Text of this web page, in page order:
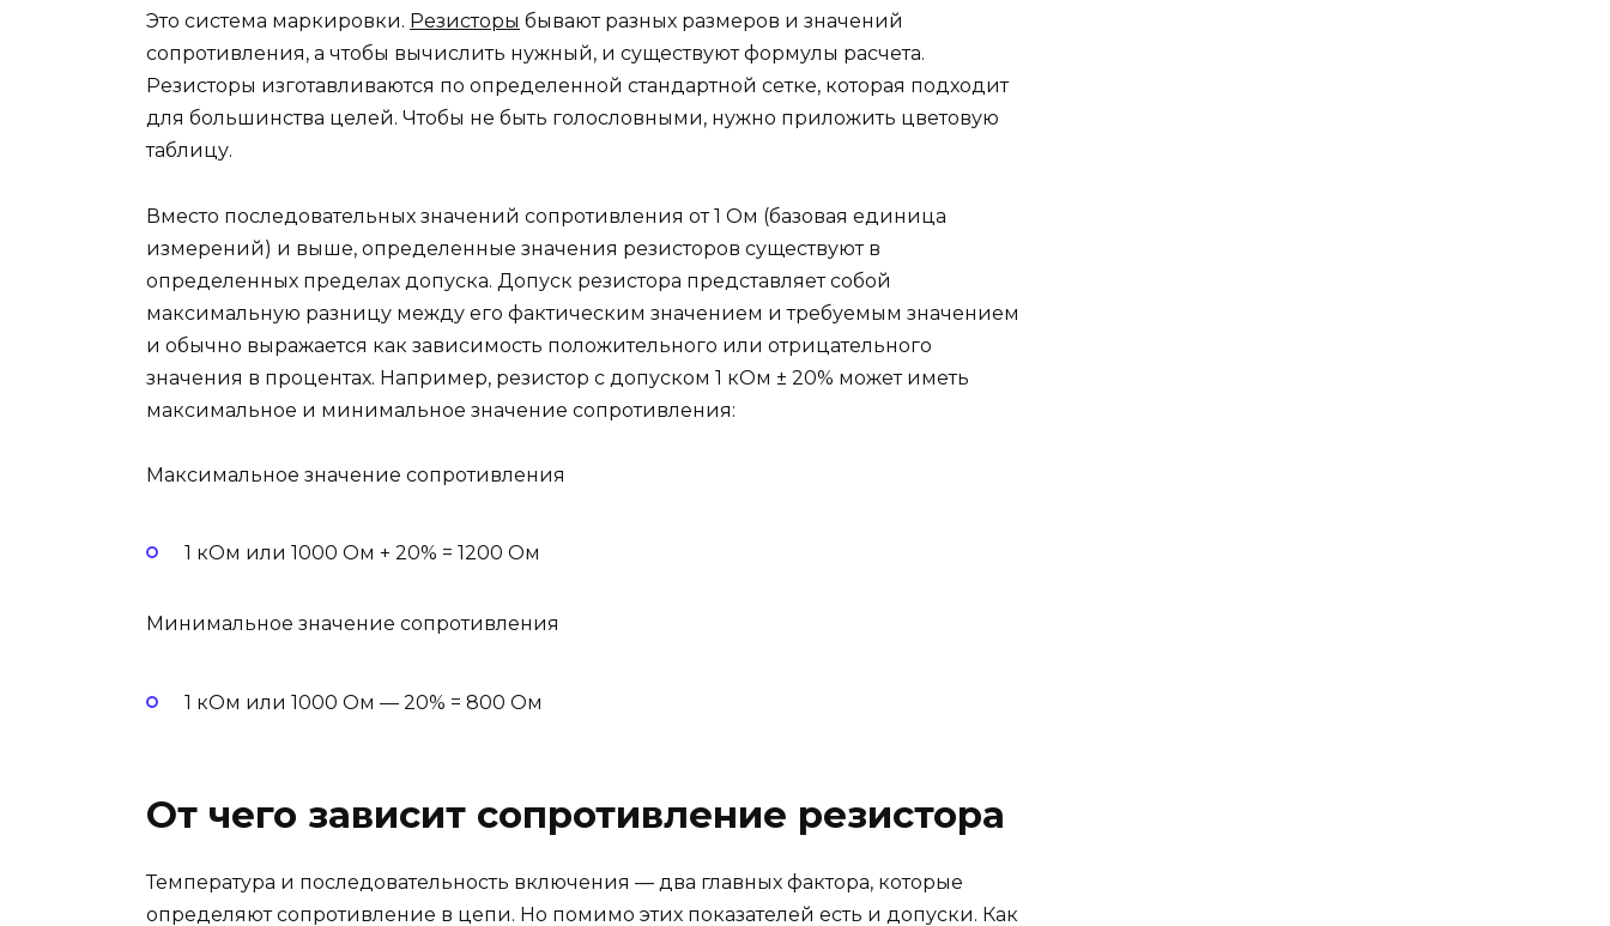
Это система маркировки. Резисторы бывают разных размеров и значений
сопротивления, а чтобы вычислить нужный, и существуют формулы расчета.
Резисторы изготавливаются по определенной стандартной сетке, которая подходит
для большинства целей. Чтобы не быть голословными, нужно приложить цветовую
таблицу.
Вместо последовательных значений сопротивления от 1 Ом (базовая единица
измерений) и выше, определенные значения резисторов существуют в
определенных пределах допуска. Допуск резистора представляет собой
максимальную разницу между его фактическим значением и требуемым значением
и обычно выражается как зависимость положительного или отрицательного
значения в процентах. Например, резистор с допуском 1 кОм ± 20% может иметь
максимальное и минимальное значение сопротивления:
Максимальное значение сопротивления
1 кОм или 1000 Ом + 20% = 1200 Ом
Минимальное значение сопротивления
1 кОм или 1000 Ом — 20% = 800 Ом
От чего зависит сопротивление резистора
Температура и последовательность включения — два главных фактора, которые
определяют сопротивление в цепи. Но помимо этих показателей есть и допуски. Как